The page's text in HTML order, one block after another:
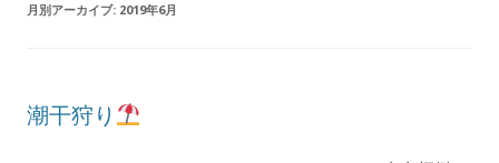
月別アーカイブ: 2019年6月
潮干狩り